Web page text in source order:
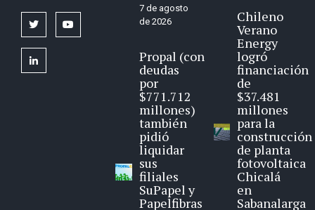
twitter
linkedin
7 de agosto
de 2026
Propal (con
deudas
por
$771.712
millones)
también
pidió
liquidar
sus
filiales
SuPapel y
Papelfibras
Chileno
Verano
Energy
logró
financiación
de
$37.481
millones
para la
construcción
de planta
fotovoltaica
Chicalá
en
Sabanalarga